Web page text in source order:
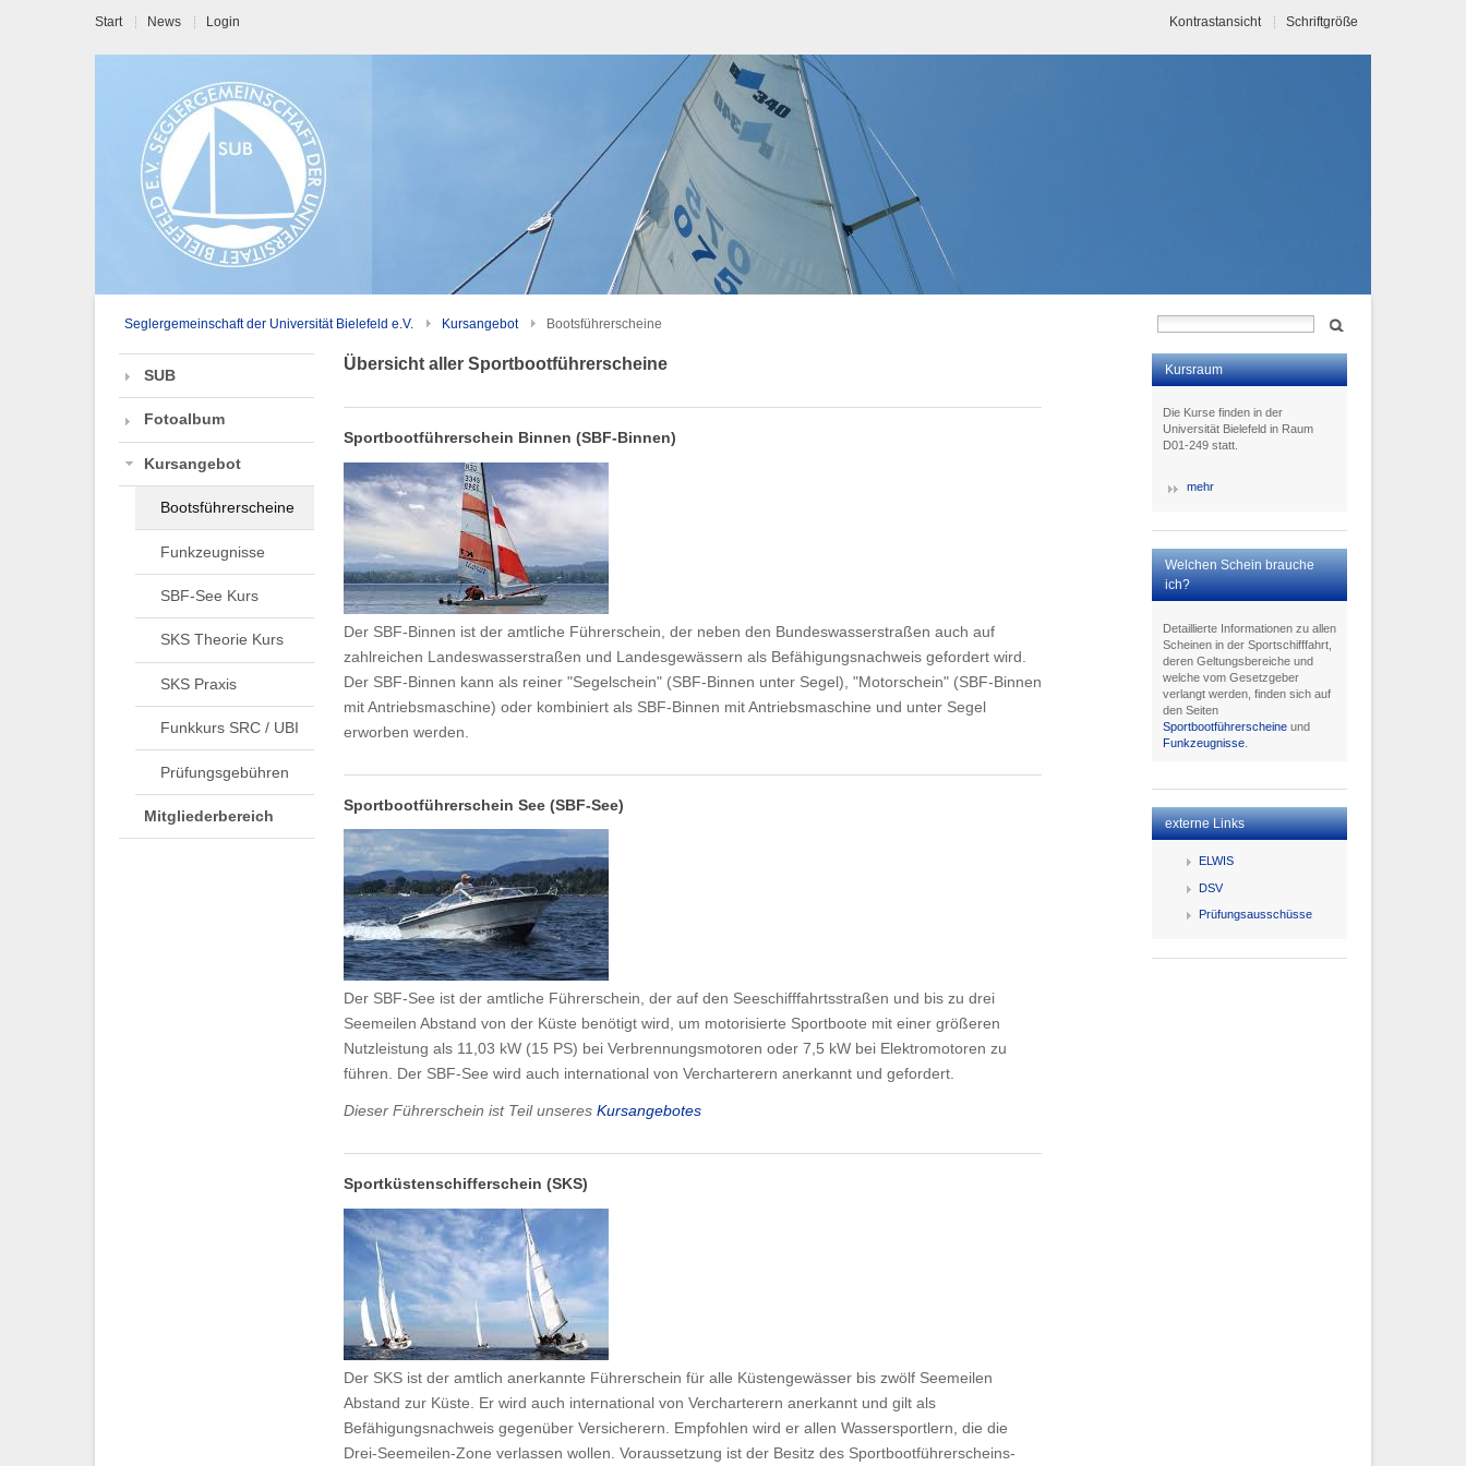
Start News Login Kontrastansicht Schriftgröße
Seglergemeinschaft der Universität Bielefeld e.V. Kursangebot Bootsführerscheine
SUB
Fotoalbum
Kursangebot
Bootsführerscheine
Funkzeugnisse
SBF-See Kurs
SKS Theorie Kurs
SKS Praxis
Funkkurs SRC / UBI
Prüfungsgebühren
Mitgliederbereich
Übersicht aller Sportbootführerscheine
Sportbootführerschein Binnen (SBF-Binnen)
Der SBF-Binnen ist der amtliche Führerschein, der neben den Bundeswasserstraßen auch auf
zahlreichen Landeswasserstraßen und Landesgewässern als Befähigungsnachweis gefordert wird.
Der SBF-Binnen kann als reiner "Segelschein" (SBF-Binnen unter Segel), "Motorschein" (SBF-Binnen
mit Antriebsmaschine) oder kombiniert als SBF-Binnen mit Antriebsmaschine und unter Segel
erworben werden.
Sportbootführerschein See (SBF-See)
Der SBF-See ist der amtliche Führerschein, der auf den Seeschifffahrtsstraßen und bis zu drei
Seemeilen Abstand von der Küste benötigt wird, um motorisierte Sportboote mit einer größeren
Nutzleistung als 11,03 kW (15 PS) bei Verbrennungsmotoren oder 7,5 kW bei Elektromotoren zu
führen. Der SBF-See wird auch international von Vercharterern anerkannt und gefordert.
Dieser Führerschein ist Teil unseres Kursangebotes
Sportküstenschifferschein (SKS)
Der SKS ist der amtlich anerkannte Führerschein für alle Küstengewässer bis zwölf Seemeilen
Abstand zur Küste. Er wird auch international von Vercharterern anerkannt und gilt als
Befähigungsnachweis gegenüber Versicherern. Empfohlen wird er allen Wassersportlern, die die
Drei-Seemeilen-Zone verlassen wollen. Voraussetzung ist der Besitz des Sportbootführerscheins-
Kursraum
Die Kurse finden in der
Universität Bielefeld in Raum
D01-249 statt.
mehr
Welchen Schein brauche
ich?
Detaillierte Informationen zu allen
Scheinen in der Sportschifffahrt,
deren Geltungsbereiche und
welche vom Gesetzgeber
verlangt werden, finden sich auf
den Seiten
Sportbootführerscheine und
Funkzeugnisse
externe Links
ELWIS
DSV
Prüfungsausschüsse